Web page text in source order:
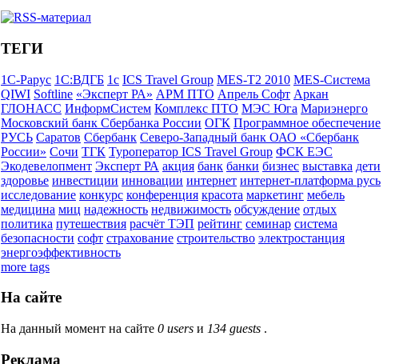
ТЕГИ
1С-Рарус 1С:ВДГБ 1с ICS Travel Group MES-T2 2010 MES-Система
QIWI Softline «Эксперт РА» АРМ ПТО Апрель Софт Аркан
ГЛОНАСС ИнформСистем Комплекс ПТО МЭС Юга Мариэнерго
Московский банк Сбербанка России ОГК Программное обеспечение
РУСЬ Саратов Сбербанк Северо-Западный банк ОАО «Сбербанк
России» Сочи ТГК Туроператор ICS Travel Group ФСК ЕЭС
Экодевелопмент Эксперт РА акция банк банки бизнес выставка дети
здоровье инвестиции инновации интернет интернет-платформа русь
исследование конкурс конференция красота маркетинг мебель
медицина миц надежность недвижимость обсуждение отдых
политика путешествия расчёт ТЭП рейтинг семинар система
безопасности софт страхование строительство электростанция
энергоэффективность
more tags
На сайте
На данный момент на сайте 0 users и 134 guests .
Реклама